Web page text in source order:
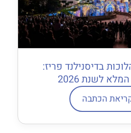
בדיסנילנד פריז:
לשנת 2026
הכתבה